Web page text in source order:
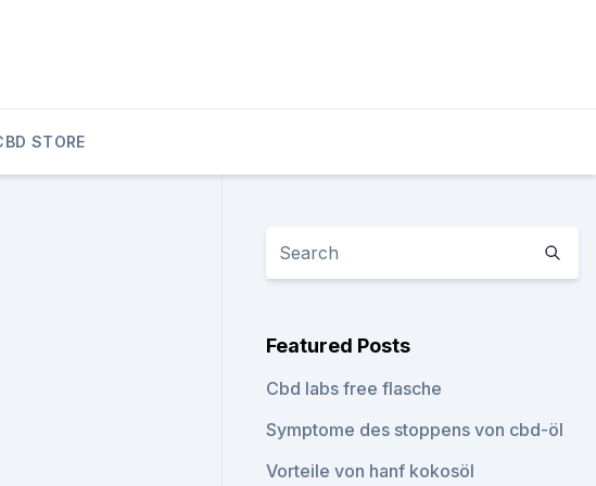
STORE
Featured Posts
Cbd labs free flasche
Symptome des stoppens von cbd-öl
Vorteile von hanf kokosöl